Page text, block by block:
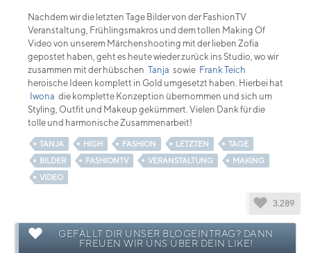
Nachdem wir die letzten Tage Bilder von der FashionTV
Veranstaltung, Frühlingsmakros und dem tollen Making Of
Video von unserem Märchenshooting mit der lieben Zofia
gepostet haben, geht es heute wieder zurück ins Studio, wo wir
zusammen mit der hübschen Tanja sowie Frank Teich
heroische Ideen komplett in Gold umgesetzt haben. Hierbei hat
Iwona die komplette Konzeption übernommen und sich um
Styling, Outfit und Makeup gekümmert. Vielen Dank für die
tolle und harmonische Zusammenarbeit!
TANJA HIGH FASHION LETZTEN
TAGE
BILDER
FASHIONTV VERANSTALTUNG
MAKING
VIDEO
3.289
GEFÄLLT DIR UNSER BLOGEINTRAG? DANN
FREUEN WIR UNS ÜBER DEIN LIKE!